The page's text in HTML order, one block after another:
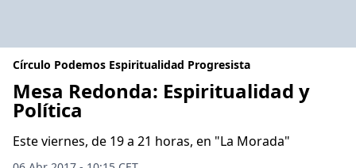
Círculo Podemos Espiritualidad Progresista
Mesa Redonda: Espiritualidad y
Política
Este viernes, de 19 a 21 horas, en "La Morada"